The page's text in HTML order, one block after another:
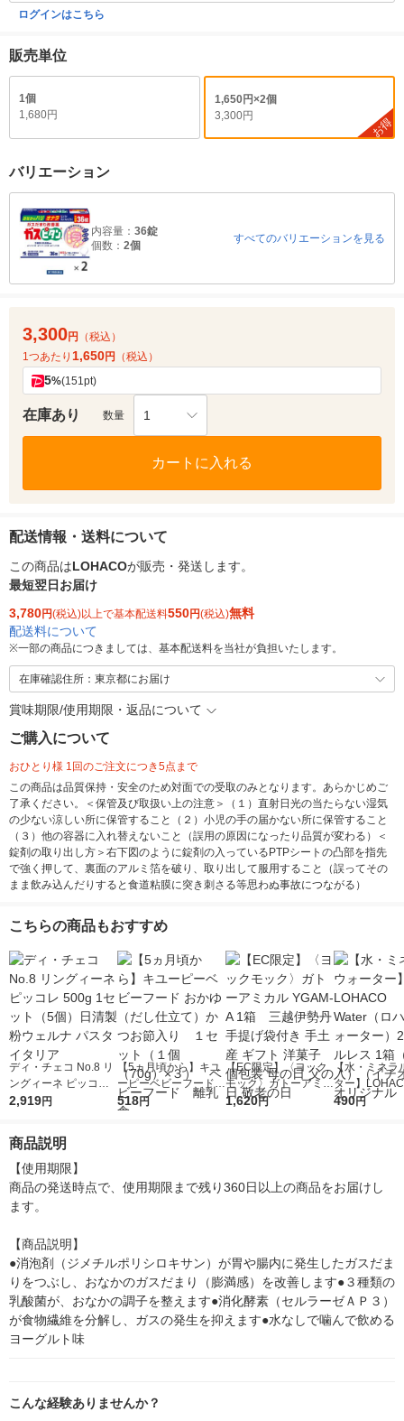
ログインはこちら
販売単位
1個
1,680円
1,650円×2個
3,300円
お得
バリエーション
内容量： 36錠
個数： 2個
すべてのバリエーションを見る
3,300円
（税込）
1つあたり 1,650円 （税込）
5%(151pt)
在庫あり 数量 1
カートに入れる
配送情報・送料について
この商品はLOHACOが販売・発送します。
最短翌日お届け
3,780円(税込)以上で基本配送料550円(税込)無料
配送料について
※一部の商品につきましては、基本配送料を当社が負担いたします。
在庫確認住所：東京都にお届け
賞味期限/使用期限・返品について
ご購入について
おひとり様 1回のご注文につき5点まで
この商品は品質保持・安全のため対面での受取のみとなります。あらかじめご
了承ください。＜保管及び取扱い上の注意＞（１）直射日光の当たらない湿気
の少ない涼しい所に保管すること（２）小児の手の届かない所に保管すること
（３）他の容器に入れ替えないこと（誤用の原因になったり品質が変わる）＜
錠剤の取り出し方＞右下図のように錠剤の入っているPTPシートの凸部を指先
で強く押して、裏面のアルミ箔を破り、取り出して服用すること（誤ってその
まま飲み込んだりすると食道粘膜に突き刺さる等思わぬ事故につながる）
こちらの商品もおすすめ
ディ・チェコ No.8 リ
ングィーネ ピッコレ
500g 1セット（5個）
2,919円
【5ヵ月頃から】キユ
ーピーベビーフード
おかゆ（だし仕立て）
518円
【EC限定】〈ヨック
モック〉ガトーアミカ
ル YGAM-A 1箱 三越
1,620円
【水・ミネラ
ター】
r（ロハコウ
490円
商品説明
【使用期限】
商品の発送時点で、使用期限まで残り360日以上の商品をお届けし
ます。
【商品説明】
●消泡剤（ジメチルポリシロキサン）が胃や腸内に発生したガスだま
りをつぶし、おなかのガスだまり（膨満感）を改善します●３種類の
乳酸菌が、おなかの調子を整えます●消化酵素（セルラーゼＡＰ３）
が食物繊維を分解し、ガスの発生を抑えます●水なしで噛んで飲める
ヨーグルト味
こんな経験ありませんか？